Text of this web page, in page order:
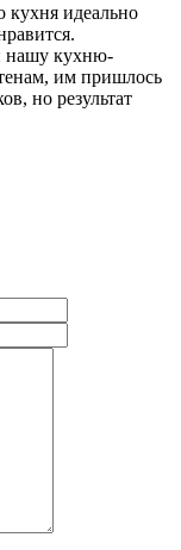
кухня идеально
нашу кухню-
им пришлось
но результат